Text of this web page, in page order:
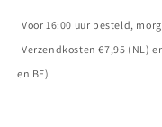
-
Coteaux
-
Voor 16:00 uur besteld,
Verzendkosten €7,95 (NL)
en BE)